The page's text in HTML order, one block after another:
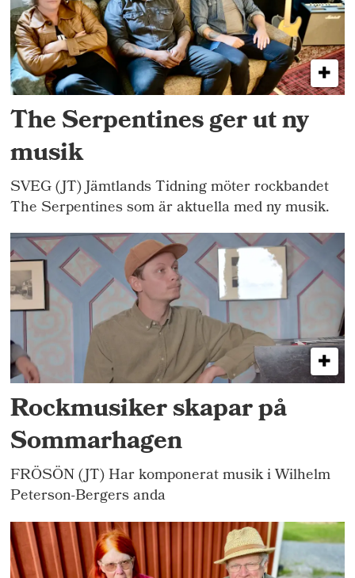
The Serpentines ger ut ny
musik
SVEG (JT) Jämtlands Tidning möter rockbandet
The Serpentines som är aktuella med ny musik.
Rockmusiker skapar på
Sommarhagen
FRÖSÖN (JT) Har komponerat musik i Wilhelm
Peterson-Bergers anda